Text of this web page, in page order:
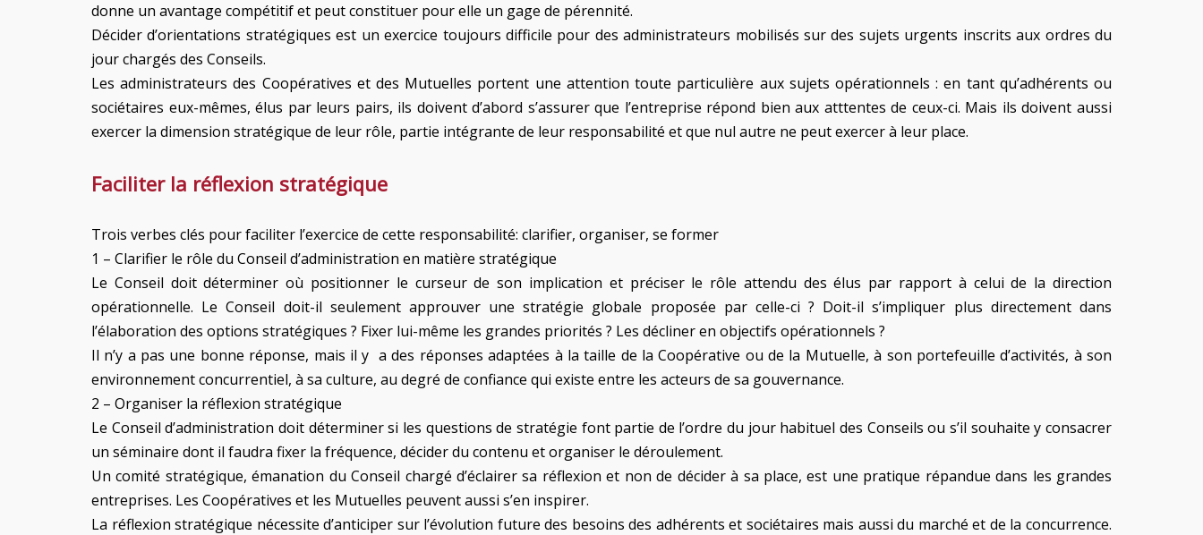
donne un avantage compétitif et peut constituer pour elle un gage de pérennité.
Décider d’orientations stratégiques est un exercice toujours difficile pour des administrateurs mobilisés sur des sujets urgents inscrits aux ordres du
jour chargés des Conseils.
Les administrateurs des Coopératives et des Mutuelles portent une attention toute particulière aux sujets opérationnels : en tant qu’adhérents ou
sociétaires eux-mêmes, élus par leurs pairs, ils doivent d’abord s’assurer que l’entreprise répond bien aux atttentes de ceux-ci. Mais ils doivent aussi
exercer la dimension stratégique de leur rôle, partie intégrante de leur responsabilité et que nul autre ne peut exercer à leur place.
Faciliter la réflexion stratégique
Trois verbes clés pour faciliter l’exercice de cette responsabilité: clarifier, organiser, se former
1 – Clarifier le rôle du Conseil d’administration en matière stratégique
Le Conseil doit déterminer où positionner le curseur de son implication et préciser le rôle attendu des élus par rapport à celui de la direction
opérationnelle. Le Conseil doit-il seulement approuver une stratégie globale proposée par celle-ci ? Doit-il s’impliquer plus directement dans
l’élaboration des options stratégiques ? Fixer lui-même les grandes priorités ? Les décliner en objectifs opérationnels ?
Il n’y a pas une bonne réponse, mais il y a des réponses adaptées à la taille de la Coopérative ou de la Mutuelle, à son portefeuille d’activités, à son
environnement concurrentiel, à sa culture, au degré de confiance qui existe entre les acteurs de sa gouvernance.
2 – Organiser la réflexion stratégique
Le Conseil d’administration doit déterminer si les questions de stratégie font partie de l’ordre du jour habituel des Conseils ou s’il souhaite y consacrer
un séminaire dont il faudra fixer la fréquence, décider du contenu et organiser le déroulement.
Un comité stratégique, émanation du Conseil chargé d’éclairer sa réflexion et non de décider à sa place, est une pratique répandue dans les grandes
entreprises. Les Coopératives et les Mutuelles peuvent aussi s’en inspirer.
La réflexion stratégique nécessite d’anticiper sur l’évolution future des besoins des adhérents et sociétaires mais aussi du marché et de la concurrence.